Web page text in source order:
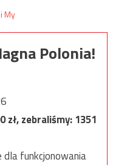
Polonia!
zł, zebraliśmy:1351
funkcjonowania